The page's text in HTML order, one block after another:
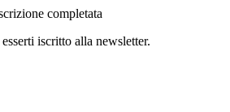
completata
iscritto alla newsletter.